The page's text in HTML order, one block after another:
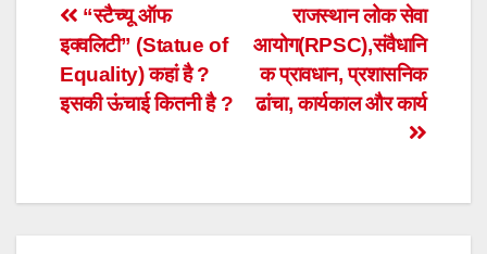
Post
navigation
राजस्थान लोक सेवा
आयोग(RPSC),संवैधानि
क प्रावधान, प्रशासनिक
ढांचा, कार्यकाल और कार्य
“स्टैच्यू ऑफ
इक्वलिटी” (Statue of
Equality) कहां है ?
इसकी ऊंचाई कितनी है ?